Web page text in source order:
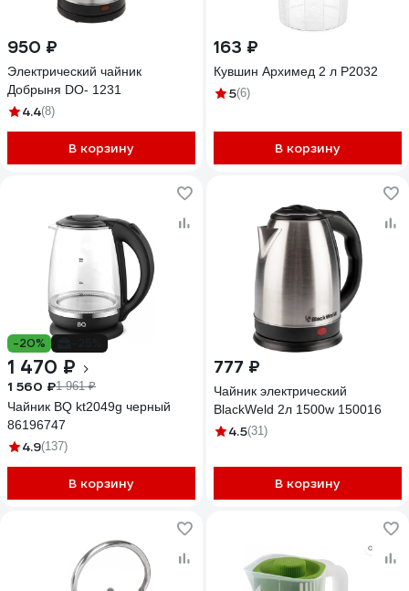
950 ₽
Электрический чайник
Добрыня DO- 1231
4.4(8)
В корзину
163 ₽
Кувшин Архимед 2 л Р2032
5(6)
В корзину
-20%
1 470 ₽
1 560 ₽1 961 ₽
Чайник BQ kt2049g черный
86196747
4.9(137)
В корзину
777 ₽
Чайник электрический
BlackWeld 2л 1500w 150016
4.5(31)
В корзину